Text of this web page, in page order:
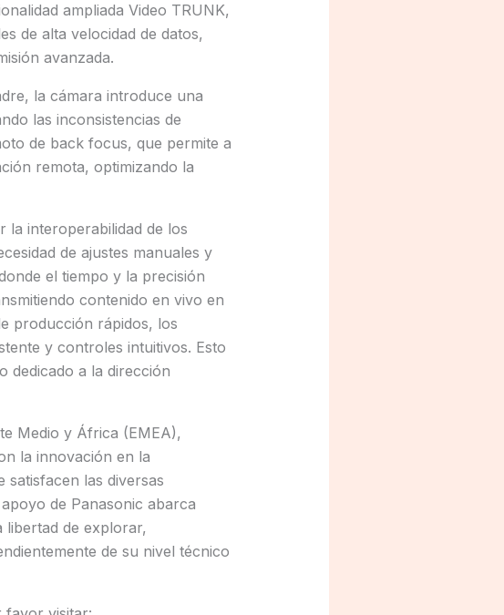
ampliada Video TRUNK,
de alta velocidad de datos,
avanzada.
la cámara introduce una
las inconsistencias de
de back focus, que permite a
remota, optimizando la
la interoperabilidad de los
de ajustes manuales y
el tiempo y la precisión
contenido en vivo en
producción rápidos, los
y controles intuitivos. Esto
dedicado a la dirección
Medio y África (EMEA),
la innovación en la
satisfacen las diversas
de Panasonic abarca
de explorar,
de su nivel técnico